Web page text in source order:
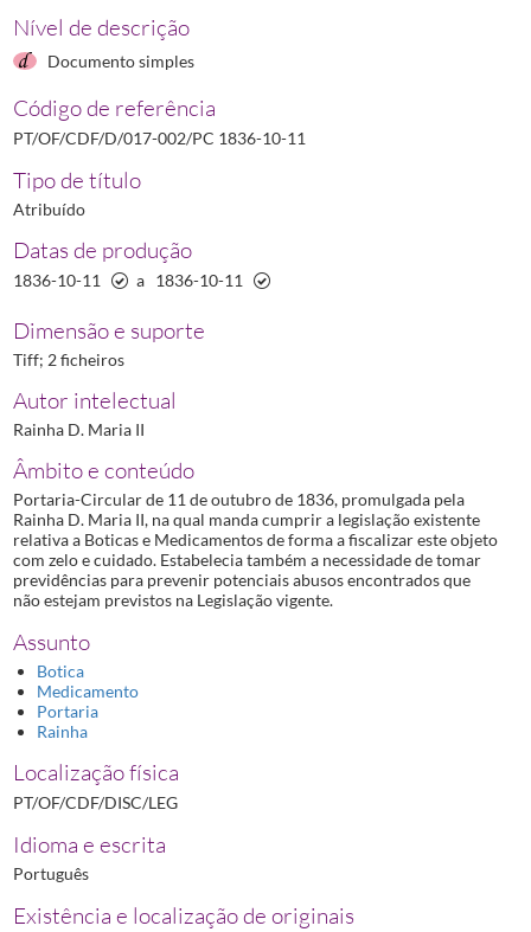
Nível de descrição
Documento simples
Código de referência
PT/OF/CDF/D/017-002/PC 1836-10-11
Tipo de título
Atribuído
Datas de produção
1836-10-11 a 1836-10-11
Dimensão e suporte
Tiff; 2 ficheiros
Autor intelectual
Rainha D. Maria II
Âmbito e conteúdo
Portaria-Circular de 11 de outubro de 1836, promulgada pela
Rainha D. Maria II, na qual manda cumprir a legislação existente
relativa a Boticas e Medicamentos de forma a fiscalizar este objeto
com zelo e cuidado. Estabelecia também a necessidade de tomar
previdências para prevenir potenciais abusos encontrados que
não estejam previstos na Legislação vigente.
Assunto
Botica
Medicamento
Portaria
Rainha
Localização física
PT/OF/CDF/DISC/LEG
Idioma e escrita
Português
Existência e localização de originais